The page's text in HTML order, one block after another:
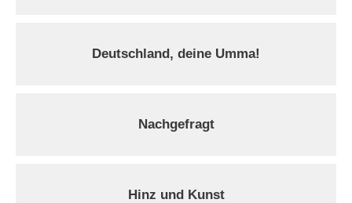
Deutschland, deine Umma!
Nachgefragt
Hinz und Kunst